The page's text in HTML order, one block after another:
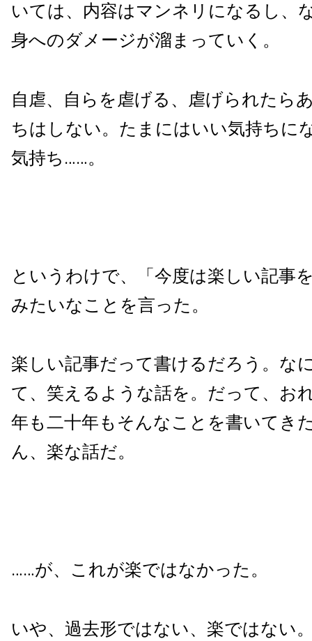
いては、内容はマンネリになるし、
身へのダメージが溜まっていく。
自虐、自らを虐げる、虐げられたら
ちはしない。たまにはいい気持ちに
気持ち……。
というわけで、「今度は楽しい記事
みたいなことを言った。
楽しい記事だって書けるだろう。な
て、笑えるような話を。だって、お
年も二十年もそんなことを書いてき
ん、楽な話だ。
……が、これが楽ではなかった。
いや、過去形ではない、楽ではない